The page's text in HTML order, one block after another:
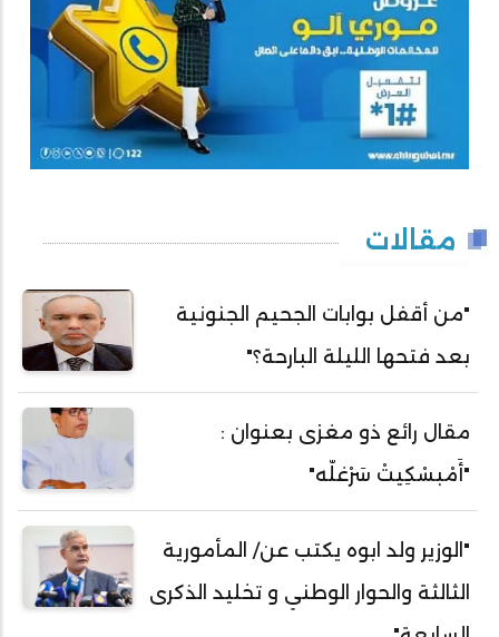
مقالات
"من أقفل بوابات الجحيم الجنونية
بعد فتحها الليلة البارحة؟"
مقال رائع ذو مغزى بعنوان :
"أَمْبسْكِيتْ سَرْغلّه"
"الوزير ولد ابوه يكتب عن/ المأمورية
الثالثة والحوار الوطني و تخليد الذكرى